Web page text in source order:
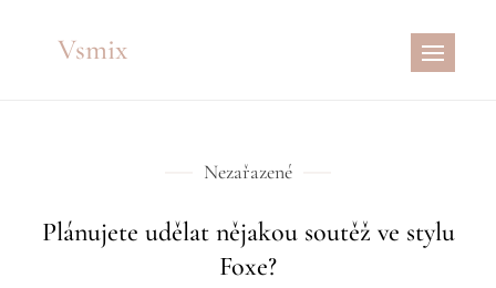
Vsmix
Nezařazené
Plánujete udělat nějakou soutěž ve stylu
Foxe?